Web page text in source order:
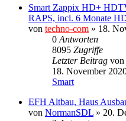
Smart Zappix HD+
RAPS, incl. 6 Monate
von techno-com » 18.
0 Antworten
8095 Zugriffe
Letzter Beitrag von
18. November
Smart
EFH Altbau, Haus
von NormanSDL » 20.